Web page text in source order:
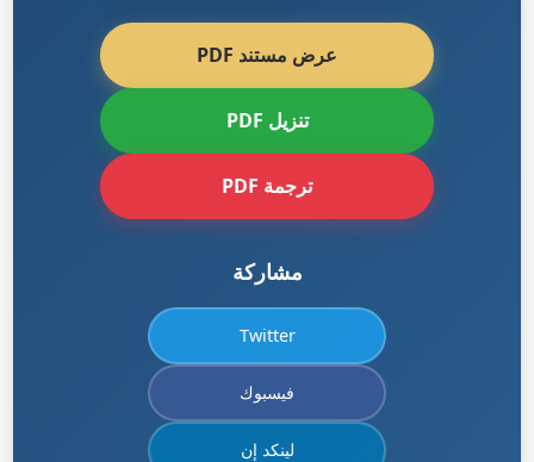
عرض مستند PDF
تنزيل PDF
ترجمة PDF
مشاركة
Twitter
فيسبوك
لينكد إن